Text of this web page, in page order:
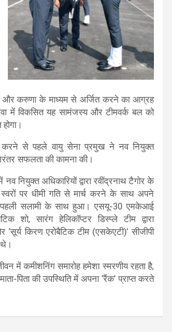
और करुणा के माध्यम से अर्जित करने का आग्रह
में विकसित यह सामंजस्य और टीमवर्क बल को
करने से पहले वायु सेना प्रमुख ने नव नियुक्त
सफलता की कामना की।
नियुक्त अधिकारियों द्वारा रवींद्रनाथ टैगोर के
पर धीमी गति से मार्च करने के साथ अपने
पहली सलामी के साथ हुआ। एसयू-30 एमकेआई
शो, सारंग हेलिकॉप्टर डिस्प्ले टीम द्वारा
किरण एरोबैटिक टीम (एसकेएटी)’ सीजीपी
में कमीशनिंग समारोह हमेशा स्मरणीय रहता है,
पिता की उपस्थिति में अपना ‘रैंक’ प्राप्त करते